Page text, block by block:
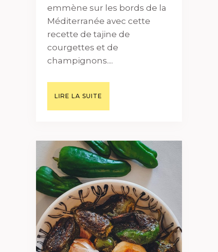
emmène sur les bords de la
Méditerranée avec cette
recette de tajine de
courgettes et de
champignons....
LIRE LA SUITE